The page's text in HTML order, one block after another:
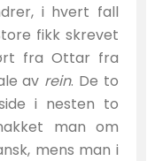
i hvert fall
fikk skrevet
fra Ottar fra
av rein. De to
i nesten to
man om
mens man i